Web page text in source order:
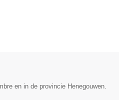
en in de provincie Henegouwen.